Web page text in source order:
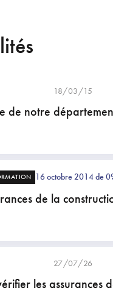
18/03/15
de notre
16 octobre 2014 de
de la
27/07/26
les assurances